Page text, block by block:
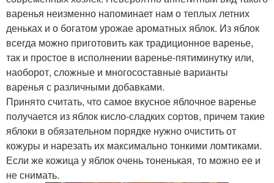
варенья неизменно напоминает нам о теплых летних
деньках и о богатом урожае ароматных яблок. Из яблок
всегда можно приготовить как традиционное варенье,
так и простое в исполнении варенье-пятиминутку или,
наоборот, сложные и многосоставные варианты
варенья с различными добавками.
Принято считать, что самое вкусное яблочное варенье
получается из яблок кисло-сладких сортов, причем такие
яблоки в обязательном порядке нужно очистить от
кожуры и нарезать их максимально тонкими ломтиками.
Если же кожица у яблок очень тоненькая, то можно ее и
не снимать.